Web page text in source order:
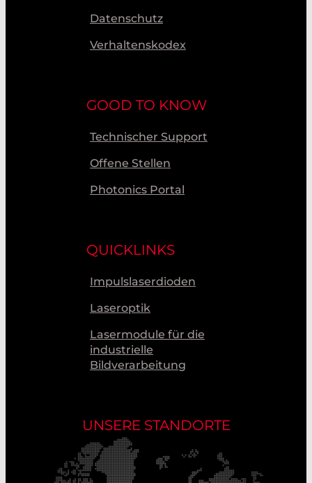
Datenschutz
Verhaltenskodex
GOOD TO KNOW
Technischer Support
Offene Stellen
Photonics Portal
QUICKLINKS
Impulslaserdioden
Laseroptik
Lasermodule für die
industrielle
Bildverarbeitung
UNSERE STANDORTE